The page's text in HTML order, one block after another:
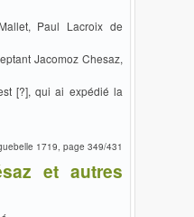
Paul Lacroix de
Jacomoz Chesaz,
[?], qui ai expédié la
1719, page 349/431
et autres